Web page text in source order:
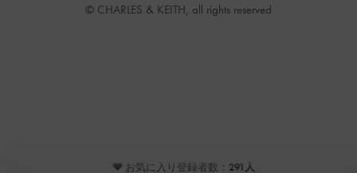
♥ お気に入り登録者数： 291人
© CHARLES & KEITH, all rights reserved